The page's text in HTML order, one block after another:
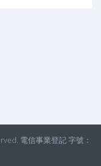
電信事業登記 字號：